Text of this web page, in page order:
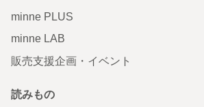
minne PLUS
minne LAB
販売支援企画・イベント
読みもの